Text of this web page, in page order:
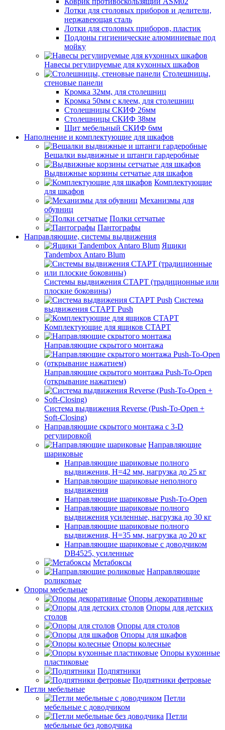
Лотки для столовых приборов и делители,
нержавеющая сталь
Лотки для столовых приборов, пластик
Поддоны гигиенические алюминиевые под
мойку
Навесы регулируемые для кухонных шкафов
Столешницы,
стеновые панели
Кромка 32мм, для столешниц
Кромка 50мм с клеем, для столешниц
Столешницы СКИФ 26мм
Столешницы СКИФ 38мм
Щит мебельный СКИФ 6мм
Наполнение и комплектующие для шкафов
Вешалки выдвижные и штанги гардеробные
Выдвижные корзины сетчатые для шкафов
Комплектующие
для шкафов
Механизмы для
обувниц
Полки сетчатые
Пантографы
Направляющие, системы выдвижения
Ящики
Tandembox Antaro Blum
Системы выдвижения СТАРТ (традиционные или
плоские боковины)
Система
выдвижения СТАРТ Push
Комплектующие для ящиков СТАРТ
Направляющие скрытого монтажа
Направляющие скрытого монтажа Push-To-Open
(открывание нажатием)
Система выдвижения Reverse (Push-To-Open +
Soft-Closing)
Направляющие скрытого монтажа с 3-D
регулировкой
Направляющие
шариковые
Направляющие шариковые полного
выдвижения, H=42 мм, нагрузка до 25 кг
Направляющие шариковые неполного
выдвижения
Направляющие шариковые Push-To-Open
Направляющие шариковые полного
выдвижения усиленные, нагрузка до 30 кг
Направляющие шариковые полного
выдвижения, H=35 мм, нагрузка до 20 кг
Направляющие шариковые с доводчиком
DB4525, усиленные
Метабоксы
Направляющие
роликовые
Опоры мебельные
Опоры декоративные
Опоры для детских
столов
Опоры для столов
Опоры для шкафов
Опоры колесные
Опоры кухонные
пластиковые
Подпятники
Подпятники фетровые
Петли мебельные
Петли
мебельные с доводчиком
Петли
мебельные без доводчика